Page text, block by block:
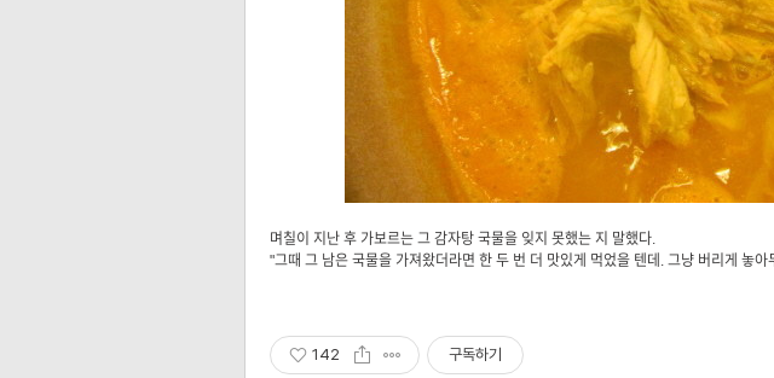
며칠이 지난 후 가보르는 그 감자탕 국물을 잊지 못했는 지 말했다.
"그때 그 남은 국물을 가져왔더라면 한 두 번 더 맛있게 먹었을 텐데. 그냥 버리게 놓아
142 구독하기